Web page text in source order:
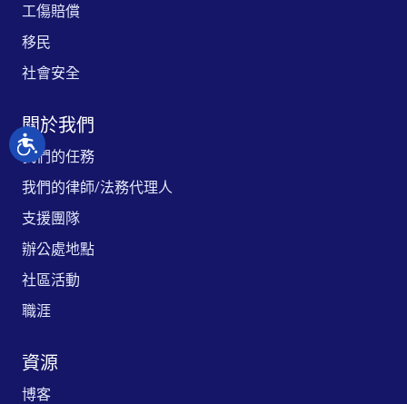
工傷賠償
移民
社會安全
關於我們
我們的任務
我們的律師/法務代理人
支援團隊
辦公處地點
社區活動
職涯
資源
博客